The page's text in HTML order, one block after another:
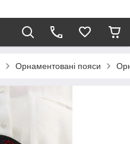
Орнаментовані пояси